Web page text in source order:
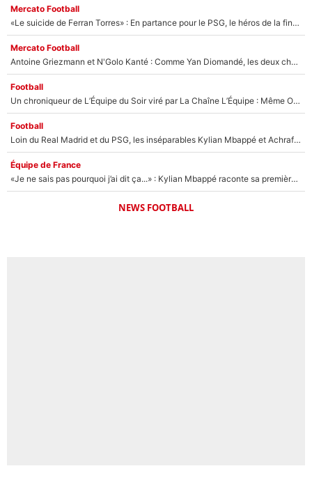
Mercato Football
«Le suicide de Ferran Torres» : En partance pour le PSG, le héros de la finale de la Coupe du monde s'attire les foudres de la presse espagnole !
Mercato Football
Antoine Griezmann et N'Golo Kanté : Comme Yan Diomandé, les deux champions du monde ont refusé de signer au PSG !
Football
Un chroniqueur de L’Équipe du Soir viré par La Chaîne L’Équipe : Même Olivier Ménard n’avait pas pu empêcher son départ, «je l’ai appris sur Twitter, je l’ai vécu assez mal»
Football
Loin du Real Madrid et du PSG, les inséparables Kylian Mbappé et Achraf Hakimi changent d'équipe le temps d'une journée !
Équipe de France
«Je ne sais pas pourquoi j’ai dit ça...» : Kylian Mbappé raconte sa première rencontre avec Zinédine Zidane (et c’est très drôle)
NEWS FOOTBALL